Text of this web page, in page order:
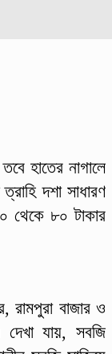
হাতের নাগালে
দশা সাধারণ
থেকে ৮০ টাকার
রামপুরা বাজার ও
দেখা যায়, সবজি